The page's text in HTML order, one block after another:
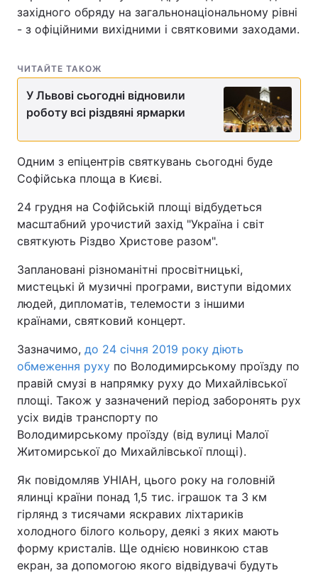
західного обряду на загальнонаціональному рівні
- з офіційними вихідними і святковими заходами.
ЧИТАЙТЕ ТАКОЖ
У Львові сьогодні відновили
роботу всі різдвяні ярмарки
Одним з епіцентрів святкувань сьогодні буде
Софійська площа в Києві.
24 грудня на Софійській площі відбудеться
масштабний урочистий захід "Україна і світ
святкують Різдво Христове разом".
Заплановані різноманітні просвітницькі,
мистецькі й музичні програми, виступи відомих
людей, дипломатів, телемости з іншими
країнами, святковий концерт.
Зазначимо, до 24 січня 2019 року діють
обмеження руху по Володимирському проїзду по
правій смузі в напрямку руху до Михайлівської
площі. Також у зазначений період заборонять рух
усіх видів транспорту по
Володимирському проїзду (від вулиці Малої
Житомирської до Михайлівської площі).
Як повідомляв УНІАН, цього року на головній
ялинці країни понад 1,5 тис. іграшок та 3 км
гірлянд з тисячами яскравих ліхтариків
холодного білого кольору, деякі з яких мають
форму кристалів. Ще однією новинкою став
екран, за допомогою якого відвідувачі будуть